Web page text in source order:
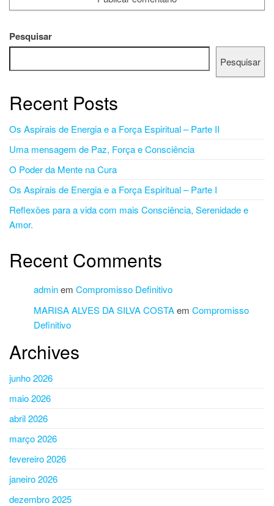
Pesquisar
Pesquisar
Recent Posts
Os Aspirais de Energia e a Força Espiritual – Parte II
Uma mensagem de Paz, Força e Consciência
O Poder da Mente na Cura
Os Aspirais de Energia e a Força Espiritual – Parte I
Reflexões para a vida com mais Consciência, Serenidade e
Amor.
Recent Comments
adminem Compromisso Definitivo
MARISA ALVES DA SILVA COSTAem Compromisso
Definitivo
Archives
junho 2026
maio 2026
abril 2026
março 2026
fevereiro 2026
janeiro 2026
dezembro 2025